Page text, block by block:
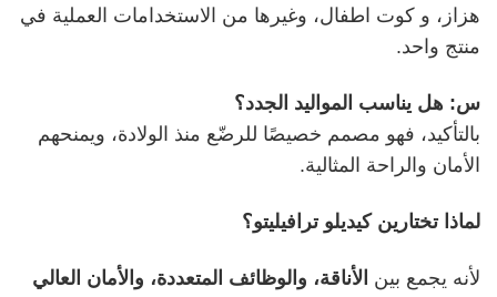
هزاز، و كوت اطفال، وغيرها من الاستخدامات العملية في
منتج واحد.
س: هل يناسب المواليد الجدد؟
بالتأكيد، فهو مصمم خصيصًا للرضّع منذ الولادة، ويمنحهم
الأمان والراحة المثالية.
لماذا تختارين كيديلو ترافيليتو؟
لأنه يجمع بين الأناقة، والوظائف المتعددة، والأمان العالي